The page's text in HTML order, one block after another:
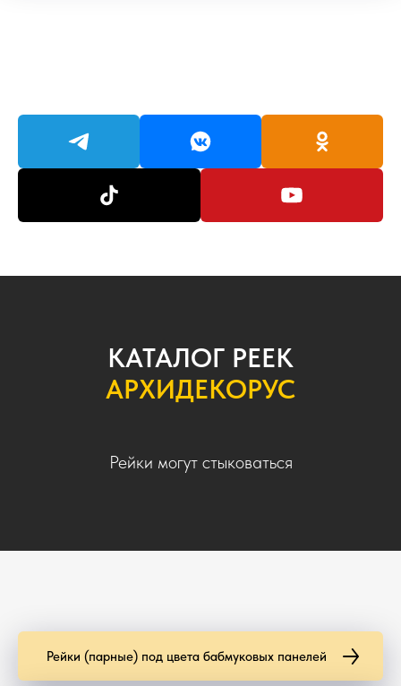
КАТАЛОГ РЕЕК
АРХИДЕКОРУС
Рейки могут стыковаться
Рейки (парные) под цвета бабмуковых панелей